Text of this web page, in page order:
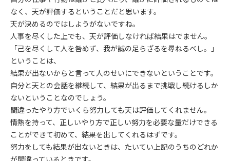
なく、天が評価するということだと思います。
天が決めるのではしようがないですね。
人事を尽くした上でも、天が評価しなければ結果はでません。
「己を尽くして人を咎めず、我が誠の足らざるを尋ねるべし。」
ということは、
結果が出ないからと言って人のせいにできないということです。
自分と天との会話を継続して、結果が出るまで挑戦し続けるしか
ないということなのでしょう。
間違ったやり方でいくら努力しても天は評価してくれません。
情熱を持って、正しいやり方で正しい努力を必要な量だけできる
ことができて初めて、結果を出してくれるはずです。
努力をしても結果が出ないときは、たいてい上記のうちのどれか
が間違っているときです。